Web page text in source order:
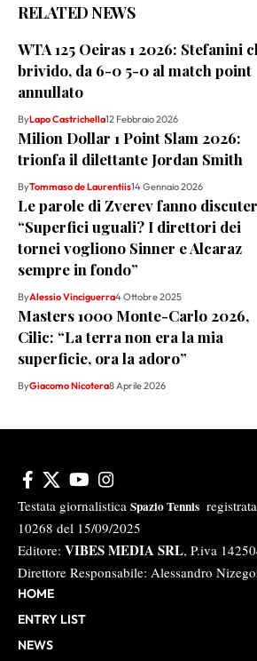
RELATED NEWS
WTA 125 Oeiras 1 2026: Stefanini
brivido, da 6-0 5-0 al match point
annullato
ByLapo Castrichella12 Febbraio 2026
Milion Dollar 1 Point Slam 2026:
trionfa il dilettante Jordan Smith
ByTommaso de Laurentiis14 Gennaio 2026
Le parole di Zverev fanno
“Superfici uguali? I direttori dei
tornei vogliono Sinner e Alcaraz
sempre in fondo”
ByAlessio Vinciguerra4 Ottobre 2025
Masters 1000 Monte-Carlo 2026,
Cilic: “La terra non era la mia
superficie, ora la adoro”
ByGiacomo Nicotera8 Aprile 2026
Testata giornalistica Spazio Tennis
10268 del 15/09/2025
Editore: VIBES MEDIA SRL, P.iva
Direttore Responsabile: Alessandro
HOME
ENTRY LIST
NEWS